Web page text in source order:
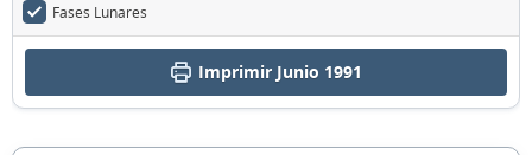
Fases Lunares
Imprimir Junio 1991